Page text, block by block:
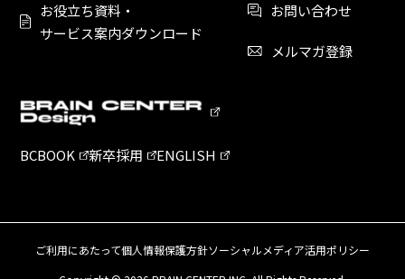
お役立ち資料・
サービス案内ダウンロード
お問い合わせ
メルマガ登録
BCBOOK 新卒採用 ENGLISH
ご利用にあたって個人情報保護方針ソーシャルメディア活用ポリシー